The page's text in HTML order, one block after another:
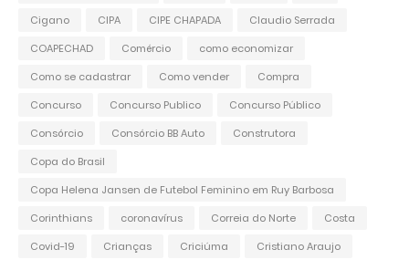
Cigano
CIPA CIPE CHAPADA
Claudio Serrada
COAPECHAD
Comércio
como economizar
Como se cadastrar
Como vender
Compra
Concurso
Concurso Publico
Concurso Público
Consórcio
Consórcio BB Auto
Construtora
Copa do Brasil
Copa Helena Jansen de Futebol Feminino em Ruy Barbosa
Corinthians
coronavírus Correia do Norte
Costa
Covid-19
Crianças Criciúma
Cristiano Araujo